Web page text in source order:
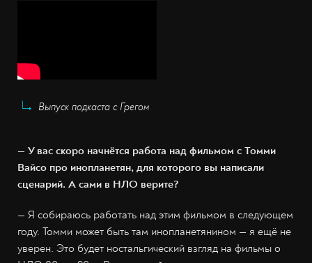
Выпуск подкаста с Грегом
— У вас скоро начнётся работа над фильмом с Томми
Вайсо про инопланетян, для которого вы написали
сценарий. А сами в НЛО верите?
— Я собираюсь работать над этим фильмом в следующем
году. Томми может быть там инопланетянином — я ещё не
уверен. Это будет ностальгический взгляд на фильмы о